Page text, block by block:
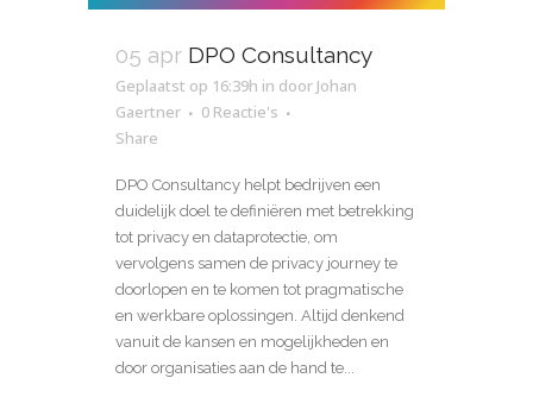
05 apr DPO Consultancy
Geplaatst op 16:39h in door Johan
Gaertner
0 Reactie's
Share
DPO Consultancy helpt bedrijven een
duidelijk doel te definiëren met betrekking
tot privacy en dataprotectie, om
vervolgens samen de privacy journey te
doorlopen en te komen tot pragmatische
en werkbare oplossingen. Altijd denkend
vanuit de kansen en mogelijkheden en
door organisaties aan de hand te...